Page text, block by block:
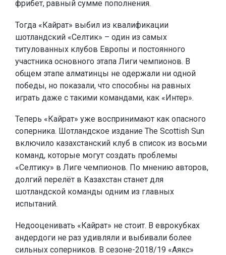
фрибет, равный сумме пополнения.
Тогда «Кайрат» выбил из квалификации
шотландский «Селтик» – один из самых
титулованных клубов Европы и постоянного
участника основного этапа Лиги чемпионов. В
общем этапе алматинцы не одержали ни одной
победы, но показали, что способны на равных
играть даже с такими командами, как «Интер».
Теперь «Кайрат» уже воспринимают как опасного
соперника. Шотландское издание The Scottish Sun
включило казахстанский клуб в список из восьми
команд, которые могут создать проблемы
«Селтику» в Лиге чемпионов. По мнению авторов,
долгий перелёт в Казахстан станет для
шотландской команды одним из главных
испытаний.
Недооценивать «Кайрат» не стоит. В еврокубках
андердоги не раз удивляли и выбивали более
сильных соперников. В сезоне-2018/19 «Аякс»